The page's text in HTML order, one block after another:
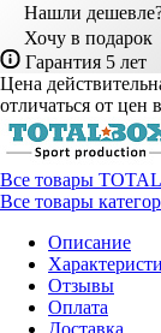
Нашли
Хочу в подарок
Гарантия 5 лет
Цена
отличаться от цен
Все товары
Все товары
Описание
Отзывы
Оплата
Доставка